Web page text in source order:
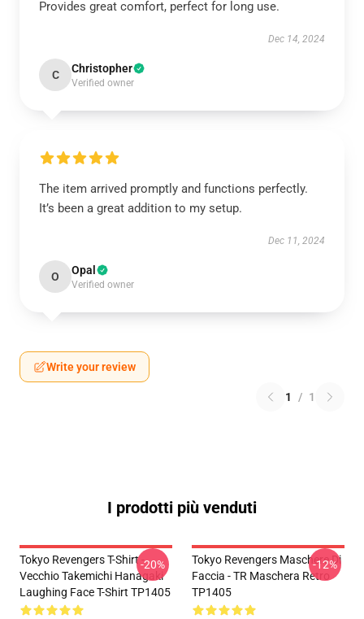
Provides great comfort, perfect for long use.
Dec 14, 2024
C Christopher
Verified owner
The item arrived promptly and functions perfectly.
It’s been a great addition to my setup.
Dec 11, 2024
O Opal
Verified owner
Write your review
1 / 1
I prodotti più venduti
Tokyo Revengers T-Shirt -
Vecchio Takemichi Hanagaki
Laughing Face T-Shirt TP1405
-20%
Tokyo Revengers Maschere Di
Faccia - TR Maschera Retro
TP1405
-12%